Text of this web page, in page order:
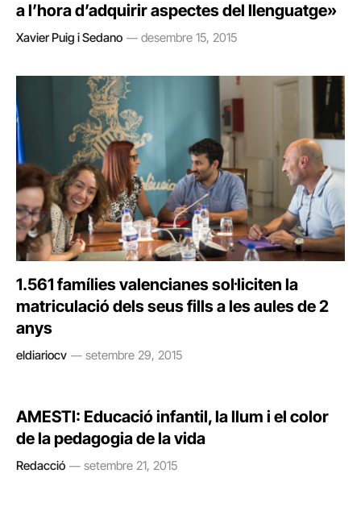
a l’hora d’adquirir aspectes del llenguatge»
Xavier Puig i Sedano desembre 15, 2015
1.561 famílies valencianes sol·liciten la
matriculació dels seus fills a les aules de 2
anys
eldiariocv setembre 29, 2015
AMESTI: Educació infantil, la llum i el color
de la pedagogia de la vida
Redacció setembre 21, 2015